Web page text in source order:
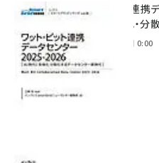
ワット・ビット連
時代に多様化・
2025年11月28日 0:00